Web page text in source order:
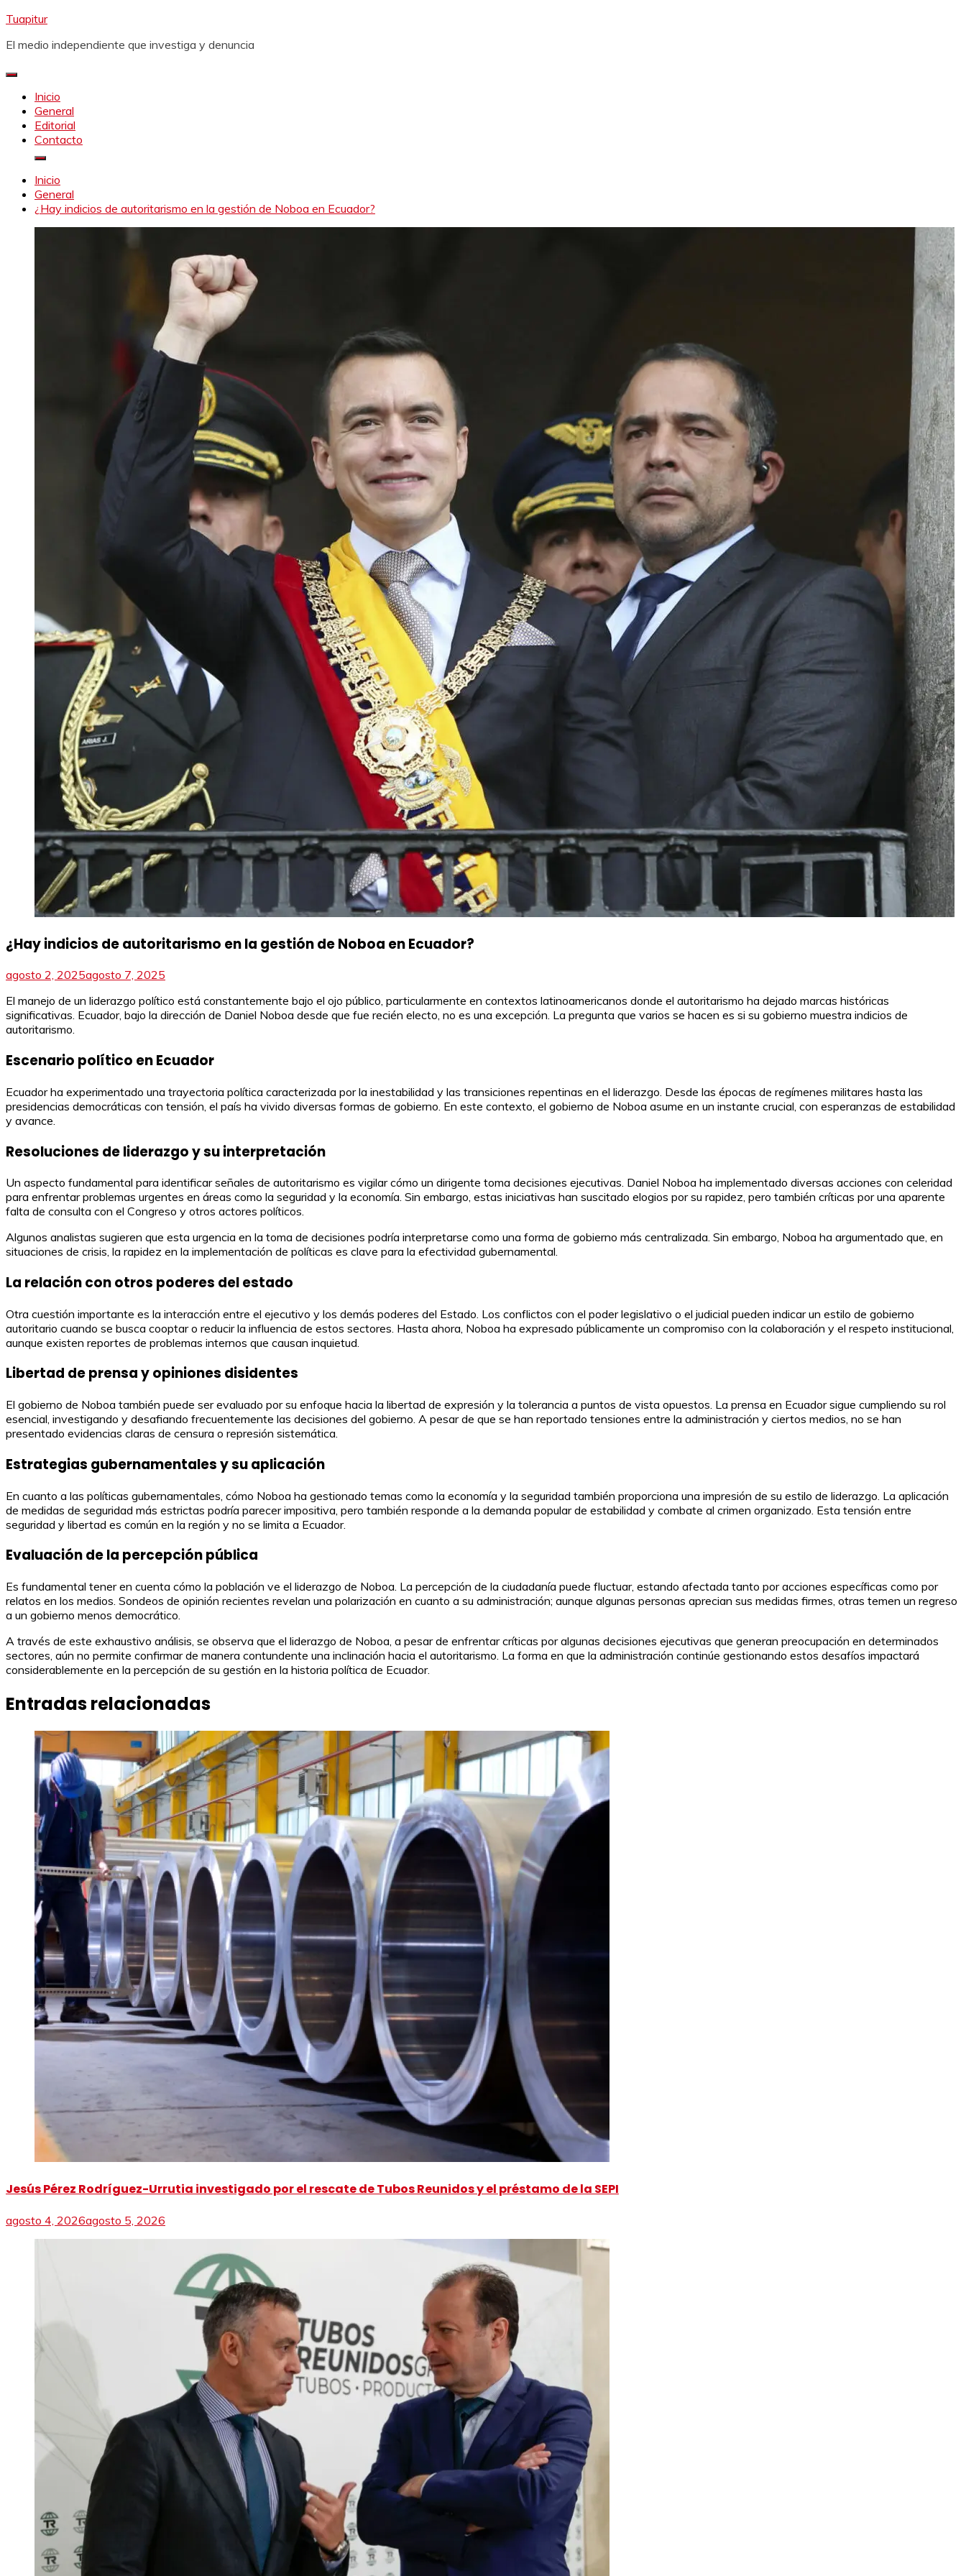
Saltar
contenido
Tuapitur
El medio independiente que investiga y denuncia
Inicio
General
Editorial
Contacto
Inicio
General
¿Hay indicios de autoritarismo en la gestión de Noboa en Ecuador?
¿Hay indicios de autoritarismo en la gestión de Noboa en Ecuador?
agosto 2, 2025agosto 7, 2025
El manejo de un liderazgo político está constantemente bajo el ojo público, particularmente en contextos latinoamericanos donde el autoritarismo ha dejado marcas históricas
significativas. Ecuador, bajo la dirección de Daniel Noboa desde que fue recién electo, no es una excepción. La pregunta que varios se hacen es si su gobierno muestra indicios de
autoritarismo.
Escenario político en Ecuador
Ecuador ha experimentado una trayectoria política caracterizada por la inestabilidad y las transiciones repentinas en el liderazgo. Desde las épocas de regímenes militares hasta las
presidencias democráticas con tensión, el país ha vivido diversas formas de gobierno. En este contexto, el gobierno de Noboa asume en un instante crucial, con esperanzas de estabilidad
y avance.
Resoluciones de liderazgo y su interpretación
Un aspecto fundamental para identificar señales de autoritarismo es vigilar cómo un dirigente toma decisiones ejecutivas. Daniel Noboa ha implementado diversas acciones con celeridad
para enfrentar problemas urgentes en áreas como la seguridad y la economía. Sin embargo, estas iniciativas han suscitado elogios por su rapidez, pero también críticas por una aparente
falta de consulta con el Congreso y otros actores políticos.
Algunos analistas sugieren que esta urgencia en la toma de decisiones podría interpretarse como una forma de gobierno más centralizada. Sin embargo, Noboa ha argumentado que, en
situaciones de crisis, la rapidez en la implementación de políticas es clave para la efectividad gubernamental.
La relación con otros poderes del estado
Otra cuestión importante es la interacción entre el ejecutivo y los demás poderes del Estado. Los conflictos con el poder legislativo o el judicial pueden indicar un estilo de gobierno
autoritario cuando se busca cooptar o reducir la influencia de estos sectores. Hasta ahora, Noboa ha expresado públicamente un compromiso con la colaboración y el respeto institucional,
aunque existen reportes de problemas internos que causan inquietud.
Libertad de prensa y opiniones disidentes
El gobierno de Noboa también puede ser evaluado por su enfoque hacia la libertad de expresión y la tolerancia a puntos de vista opuestos. La prensa en Ecuador sigue cumpliendo su rol
esencial, investigando y desafiando frecuentemente las decisiones del gobierno. A pesar de que se han reportado tensiones entre la administración y ciertos medios, no se han
presentado evidencias claras de censura o represión sistemática.
Estrategias gubernamentales y su aplicación
En cuanto a las políticas gubernamentales, cómo Noboa ha gestionado temas como la economía y la seguridad también proporciona una impresión de su estilo de liderazgo. La aplicación
de medidas de seguridad más estrictas podría parecer impositiva, pero también responde a la demanda popular de estabilidad y combate al crimen organizado. Esta tensión entre
seguridad y libertad es común en la región y no se limita a Ecuador.
Evaluación de la percepción pública
Es fundamental tener en cuenta cómo la población ve el liderazgo de Noboa. La percepción de la ciudadanía puede fluctuar, estando afectada tanto por acciones específicas como por
relatos en los medios. Sondeos de opinión recientes revelan una polarización en cuanto a su administración; aunque algunas personas aprecian sus medidas firmes, otras temen un regreso
a un gobierno menos democrático.
A través de este exhaustivo análisis, se observa que el liderazgo de Noboa, a pesar de enfrentar críticas por algunas decisiones ejecutivas que generan preocupación en determinados
sectores, aún no permite confirmar de manera contundente una inclinación hacia el autoritarismo. La forma en que la administración continúe gestionando estos desafíos impactará
considerablemente en la percepción de su gestión en la historia política de Ecuador.
Entradas relacionadas
Jesús Pérez Rodríguez-Urrutia investigado por el rescate de Tubos Reunidos y el préstamo de la SEPI
agosto 4, 2026agosto 5, 2026